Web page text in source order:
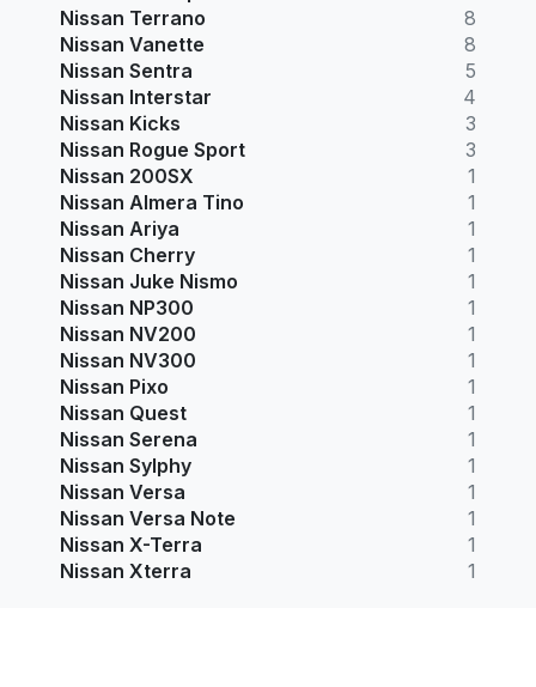
Nissan Terrano
8
Nissan Vanette
8
Nissan Sentra
5
Nissan Interstar
4
Nissan Kicks
3
Nissan Rogue Sport
3
Nissan 200SX
1
Nissan Almera Tino
1
Nissan Ariya
1
Nissan Cherry
1
Nissan Juke Nismo
1
Nissan NP300
1
Nissan NV200
1
Nissan NV300
1
Nissan Pixo
1
Nissan Quest
1
Nissan Serena
1
Nissan Sylphy
1
Nissan Versa
1
Nissan Versa Note
1
Nissan X-Terra
1
Nissan Xterra
1